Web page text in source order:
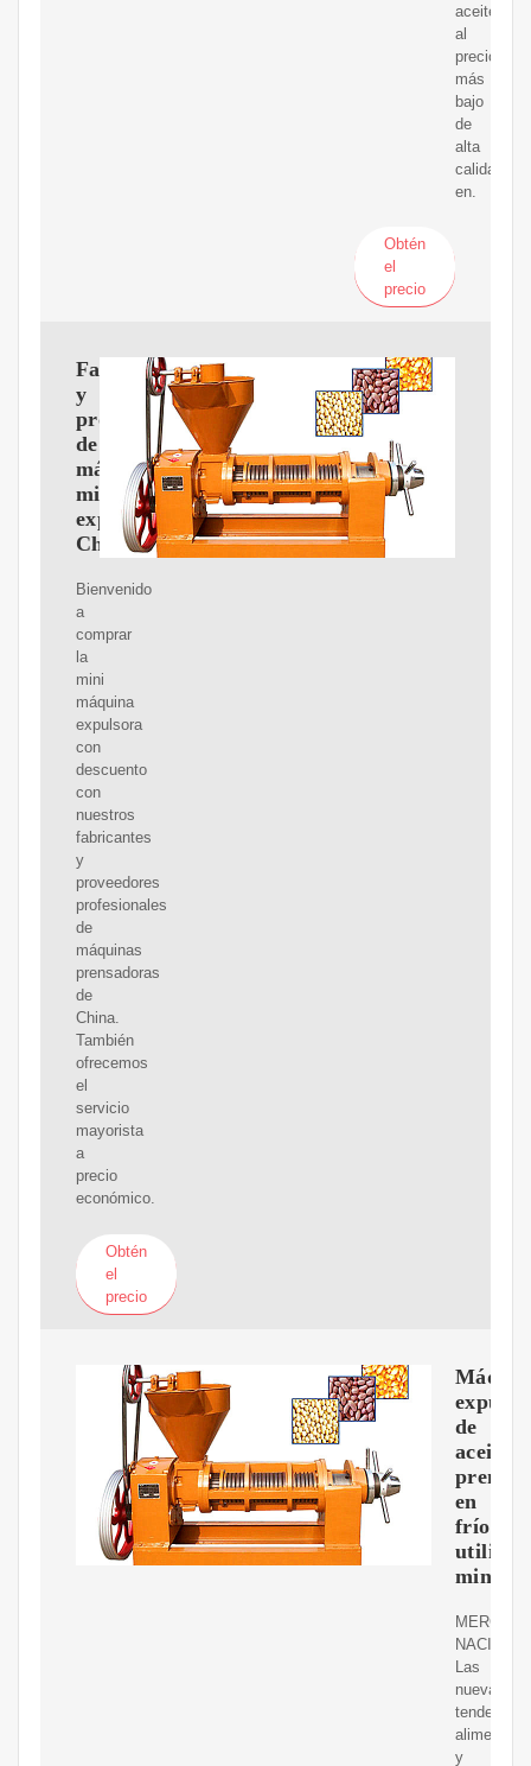
aceite
al
precio
más
bajo
de
alta
calidad
en.
Obtén
el
precio
Fabricantes
y
proveedores
de
máquinas
mini
expulsoras
China
Bienvenido
a
comprar
la
mini
máquina
expulsora
con
descuento
con
nuestros
fabricantes
y
proveedores
profesionales
de
máquinas
prensadoras
de
China.
También
ofrecemos
el
servicio
mayorista
a
precio
económico.
Obtén
el
precio
de
aceite
en
frío
utiliza
mini
Las
nuevas
tendencias
y